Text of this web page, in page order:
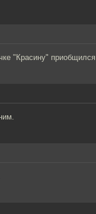
"Красину"